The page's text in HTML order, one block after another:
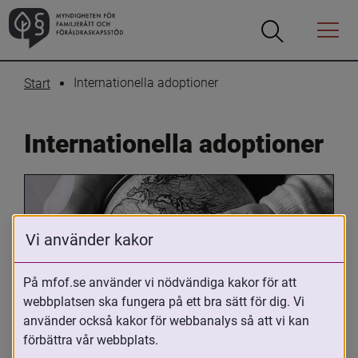
Öppna
Öppna
Menyn
Start Internationella adoptioner
Internationella adoptioner
Oavsett om du är adopterad,
adoptivförälder eller arbetar med
Vi använder kakor
På mfof.se använder vi nödvändiga kakor för att
webbplatsen ska fungera på ett bra sätt för dig. Vi
använder också kakor för webbanalys så att vi kan
förbättra vår webbplats.